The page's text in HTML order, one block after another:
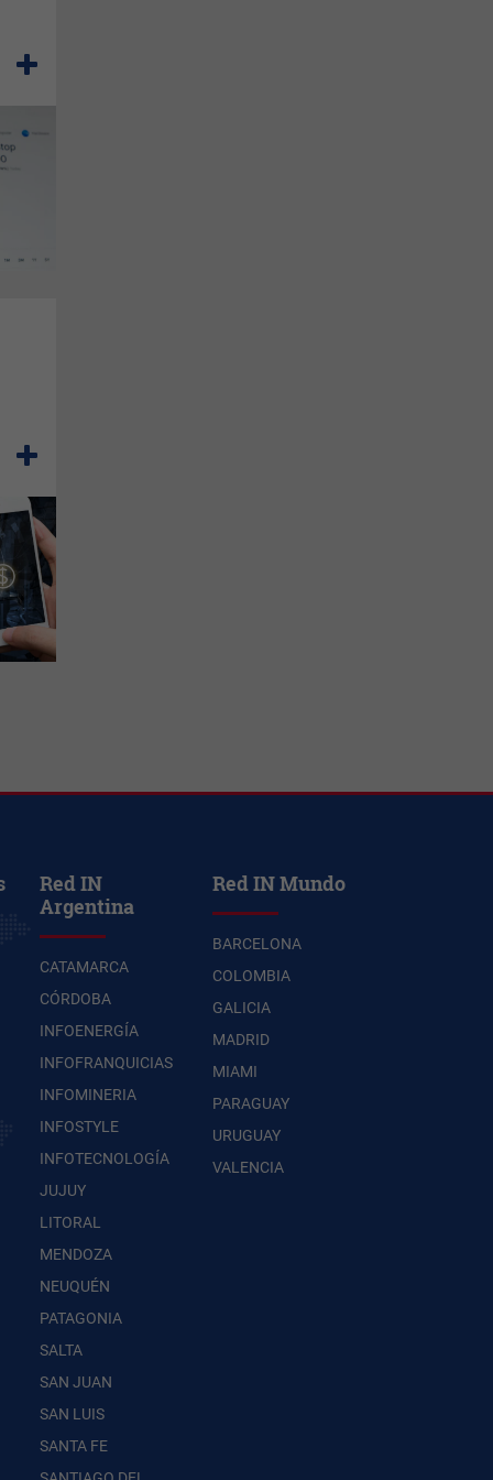
Red IN
Argentina
CATAMARCA
CÓRDOBA
INFOENERGÍA
INFOFRANQUICIAS
INFOMINERIA
INFOSTYLE
INFOTECNOLOGÍA
JUJUY
LITORAL
MENDOZA
NEUQUÉN
PATAGONIA
SALTA
SAN JUAN
SAN LUIS
SANTA FE
Red IN Mundo
BARCELONA
COLOMBIA
GALICIA
MADRID
MIAMI
PARAGUAY
URUGUAY
VALENCIA